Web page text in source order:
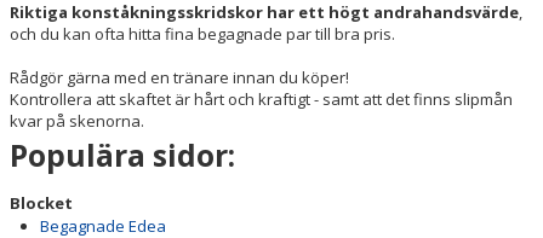
Riktiga konståkningsskridskor har ett högt andrahandsvärde,
och du kan ofta hitta fina begagnade par till bra pris.
Rådgör gärna med en tränare innan du köper!
Kontrollera att skaftet är hårt och kraftigt - samt att det finns slipmån
kvar på skenorna.
Populära sidor:
Blocket
Begagnade Edea